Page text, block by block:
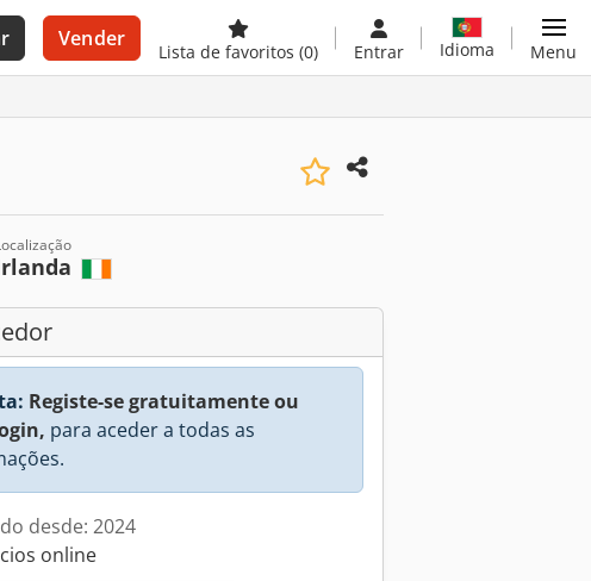
Vender
Lista de favoritos (0) Entrar Idioma Menu
Registe-se gratuitamente ou
para aceder a todas as
desde: 2024
online